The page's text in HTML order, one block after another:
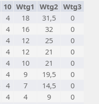
10 Wtg1 Wtg2 Wtg3
4 18 31,5
0
4 16 32
0
4 12 25
0
4 12 21
0
4 10 21
0
4 9 19,5
0
4 7 14,5
0
4 4 9
0